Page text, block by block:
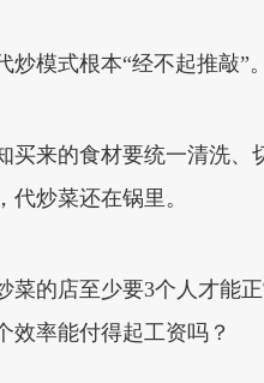
炒模式根本“经不起推敲”
买来的食材要统一清洗
炒菜还在锅里。
菜的店至少要3个人才能
效率能付得起工资吗？